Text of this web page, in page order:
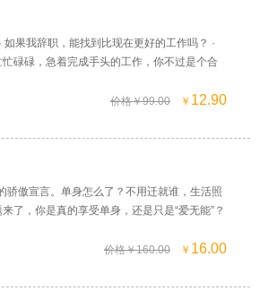
果我辞职，能找到比现在更好的工作吗？ ·
碌碌，急着完成手头的工作，你不过是个合
价格￥99.00 ￥ 12.90
骄傲宣言。单身怎么了？不用迁就谁，生活照
了，你是真的享受单身，还是只是“爱无能”？
价格￥160.00 ￥ 16.00